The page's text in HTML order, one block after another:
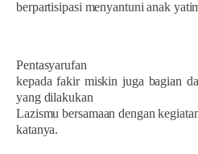
berpartisipasi menyantuni anak
Pentasyarufan
kepada fakir miskin juga bagian
yang dilakukan
Lazismu bersamaan dengan
katanya.